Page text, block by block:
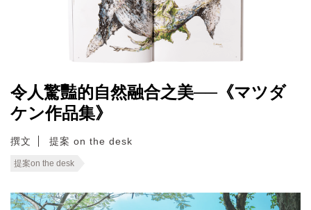
令人驚豔的自然融合之美──《マツダ
ケン作品集》
撰文 提案 on the desk
提案on the desk